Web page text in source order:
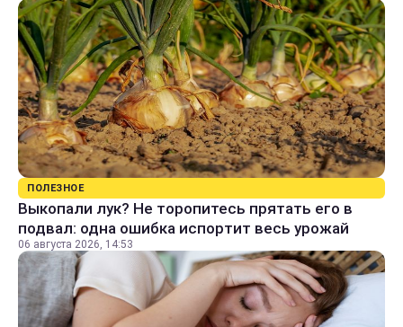
ПОЛЕЗНОЕ
Выкопали лук? Не торопитесь прятать его в
подвал: одна ошибка испортит весь урожай
06 августа 2026, 14:53